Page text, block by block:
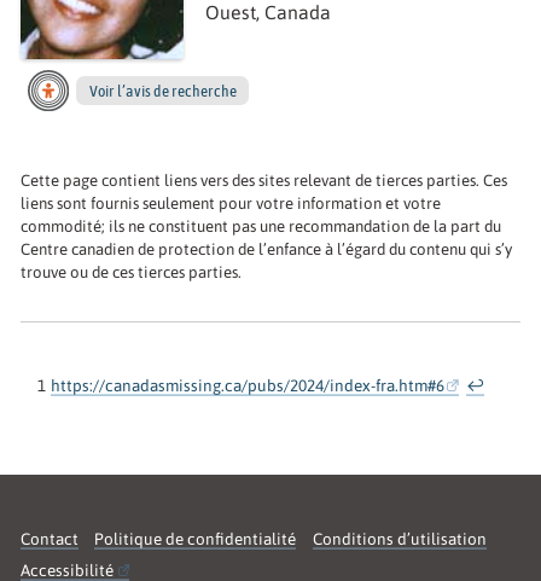
Ouest, Canada
Voir l’avis de recherche
Cette page contient liens vers des sites relevant de tierces parties. Ces
liens sont fournis seulement pour votre information et votre
commodité; ils ne constituent pas une recommandation de la part du
Centre canadien de protection de l’enfance à l’égard du contenu qui s’y
trouve ou de ces tierces parties.
1 https://canadasmissing.ca/pubs/2024/index-fra.htm#6 ↩
Contact Politique de confidentialité
Conditions d’utilisation
Accessibilité